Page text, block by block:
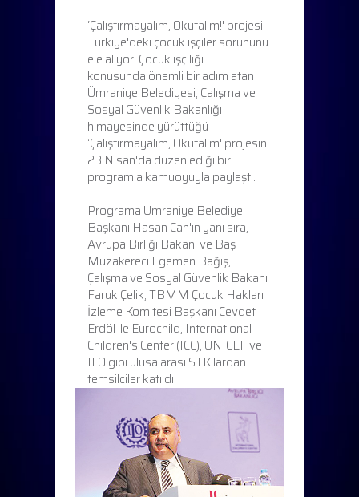
‘Çalıştırmayalım, Okutalım!' projesi
Türkiye'deki çocuk işçiler sorununu
ele alıyor. Çocuk işçiliği
konusunda önemli bir adım atan
Ümraniye Belediyesi, Çalışma ve
Sosyal Güvenlik Bakanlığı
himayesinde yürüttüğü
‘Çalıştırmayalım, Okutalım' projesini
23 Nisan'da düzenlediği bir
programla kamuoyuyla paylaştı.
Programa Ümraniye Belediye
Başkanı Hasan Can'ın yanı sıra,
Avrupa Birliği Bakanı ve Baş
Müzakereci Egemen Bağış,
Çalışma ve Sosyal Güvenlik Bakanı
Faruk Çelik, TBMM Çocuk Hakları
İzleme Komitesi Başkanı Cevdet
Erdöl ile Eurochild, International
Children's Center (ICC), UNICEF ve
ILO gibi ulusalarası STK'lardan
temsilciler katıldı.